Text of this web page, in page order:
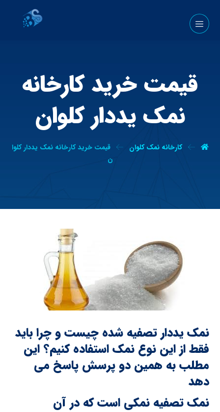
قیمت خرید کارخانه
نمک یددار کلوان
کارخانه نمک کلوان
قیمت خرید کارخانه نمک یددار کلوا
ن
نمک یددار تصفیه شده چیست و چرا باید
فقط از این نوع نمک استفاده کنیم؟ این
مطلب به همین دو پرسش پاسخ می
دهد
نمک تصفیه نمکی است که در آن